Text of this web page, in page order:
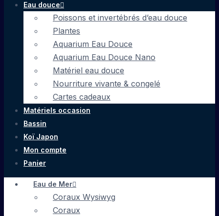
Eau douce
Poissons et invertébrés d’eau douce
Plantes
Aquarium Eau Douce
Aquarium Eau Douce Nano
Matériel eau douce
Nourriture vivante & congelé
Cartes cadeaux
Matériels occasion
Bassin
Koï Japon
Mon compte
Panier
Eau de Mer
Coraux Wysiwyg
Coraux